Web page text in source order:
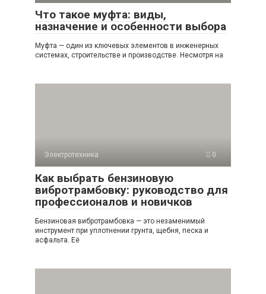
Что такое муфта: виды,
назначение и особенности выбора
Муфта — один из ключевых элементов в инженерных
системах, строительстве и производстве. Несмотря на
Электротехника 0
Как выбрать бензиновую
вибротрамбовку: руководство для
профессионалов и новичков
Бензиновая вибротрамбовка — это незаменимый
инструмент при уплотнении грунта, щебня, песка и
асфальта. Её